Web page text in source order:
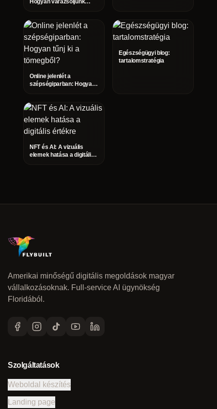
Hogyan varázsoljunk
Online jelenlét a
szépségiparban: Hogyan
Egészségügyi blog:
tartalomstratégia
NFT és AI: A vizuális
elemek hatása a digitális
Amerikai minőségű digitális megoldások magyar
vállalkozásoknak. Full-service AI ügynökség
Floridából.
Szolgáltatások
Weboldal készítés
Landing page